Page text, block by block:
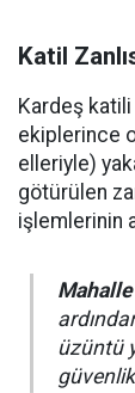
Katil
Kardeş
ekiplerince
elleriyle)
götürülen
işlemlerinin
üzüntü